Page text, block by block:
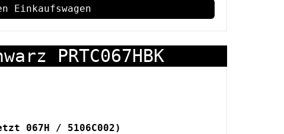
Einkaufswagen
PRTC067HBK
067H / 5106C002)